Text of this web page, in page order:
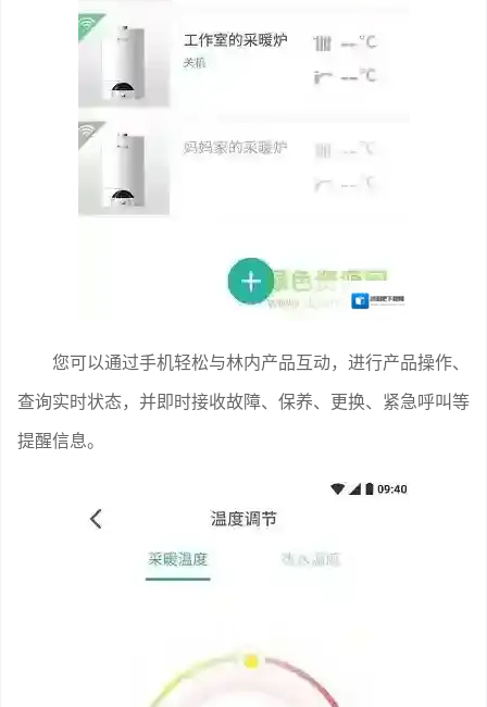
您可以通过手机轻松与林内产品互动，进行产品操作、
查询实时状态，并即时接收故障、保养、更换、紧急呼叫等
提醒信息。